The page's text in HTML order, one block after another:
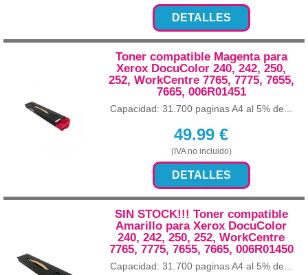
DETALLES
Toner compatible Magenta para
Xerox DocuColor 240, 242, 250,
252, WorkCentre 7765, 7775, 7655,
7665, 006R01451
Capacidad: 31.700 paginas A4 al 5% de...
49.99 €
(IVA no incluido)
DETALLES
SIN STOCK!!! Toner compatible
Amarillo para Xerox DocuColor
240, 242, 250, 252, WorkCentre
7765, 7775, 7655, 7665, 006R01450
Capacidad: 31.700 paginas A4 al 5% de...